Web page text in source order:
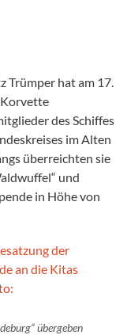
Trümper hat am 17.
Korvette
des Schiffes
im Alten
überreichten sie
und
in Höhe von
übergeben